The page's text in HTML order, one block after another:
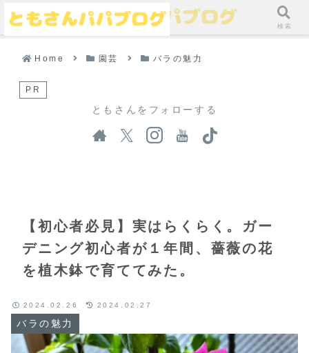
Home 園芸 バラの魅力
PR
【初心者必見】実はらくらく。ガー
デニング初心者が１年間、薔薇の花
を植木鉢で育ててみた。
バラの魅力
2024.02.26 2024.02.27
ともさんをフォローする
メニュー 検索